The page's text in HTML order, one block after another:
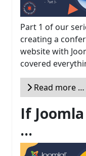
Part 1 of our
creating a
website with
covered
Read more …
If
...